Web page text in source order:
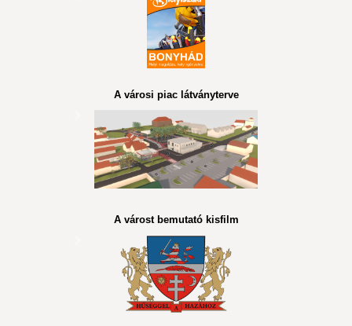
A városi piac látványterve
A várost bemutató kisfilm